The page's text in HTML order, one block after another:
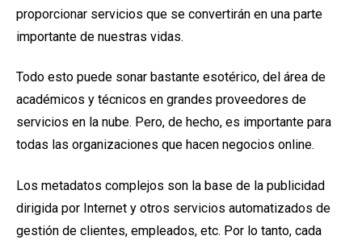
proporcionar servicios que se convertirán en una parte
importante de nuestras vidas.
Todo esto puede sonar bastante esotérico, del área de
académicos y técnicos en grandes proveedores de
servicios en la nube. Pero, de hecho, es importante para
todas las organizaciones que hacen negocios online.
Los metadatos complejos son la base de la publicidad
dirigida por Internet y otros servicios automatizados de
gestión de clientes, empleados, etc. Por lo tanto, cada